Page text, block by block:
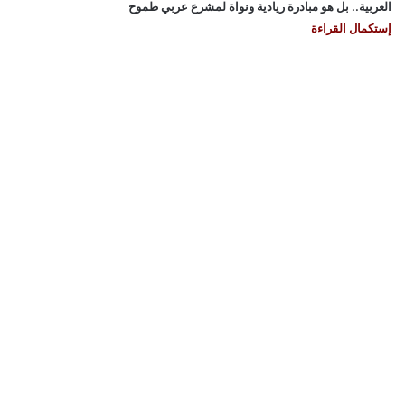
العربية.. بل هو مبادرة ريادية ونواة لمشرع عربي طموح
إستكمال القراءة